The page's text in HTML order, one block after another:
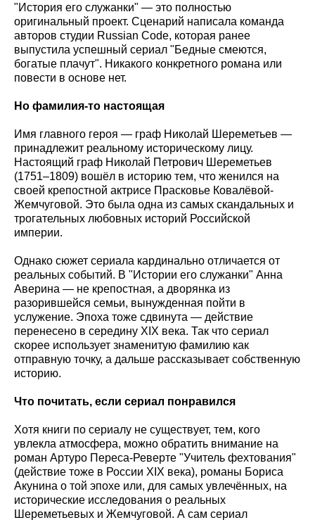
"История его служанки" — это полностью
оригинальный проект. Сценарий написала команда
авторов студии Russian Code, которая ранее
выпустила успешный сериал "Бедные смеются,
богатые плачут". Никакого конкретного романа или
повести в основе нет.
Но фамилия-то настоящая
Имя главного героя — граф Николай Шереметьев —
принадлежит реальному историческому лицу.
Настоящий граф Николай Петрович Шереметьев
(1751–1809) вошёл в историю тем, что женился на
своей крепостной актрисе Прасковье Ковалёвой-
Жемчуговой. Это была одна из самых скандальных и
трогательных любовных историй Российской
империи.
Однако сюжет сериала кардинально отличается от
реальных событий. В "Истории его служанки" Анна
Аверина — не крепостная, а дворянка из
разорившейся семьи, вынужденная пойти в
услужение. Эпоха тоже сдвинута — действие
перенесено в середину XIX века. Так что сериал
скорее использует знаменитую фамилию как
отправную точку, а дальше рассказывает собственную
историю.
Что почитать, если сериал понравился
Хотя книги по сериалу не существует, тем, кого
увлекла атмосфера, можно обратить внимание на
роман Артуро Переса-Реверте "Учитель фехтования"
(действие тоже в России XIX века), романы Бориса
Акунина о той эпохе или, для самых увлечённых, на
исторические исследования о реальных
Шереметьевых и Жемчуговой. А сам сериал